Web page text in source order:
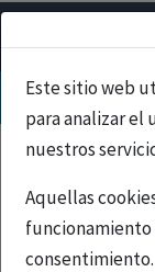
Este sitio web
para analizar el
nuestros
Aquellas